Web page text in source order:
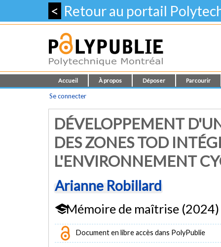
< Retour au portail
Accueil À propos Déposer Parcourir
Se connecter
DÉVELOPPEMENT
DES ZONES TOD
L'ENVIRONNEMENT
Arianne Robillard
Mémoire de maîtrise (2024)
Document en libre accès dans PolyPublie